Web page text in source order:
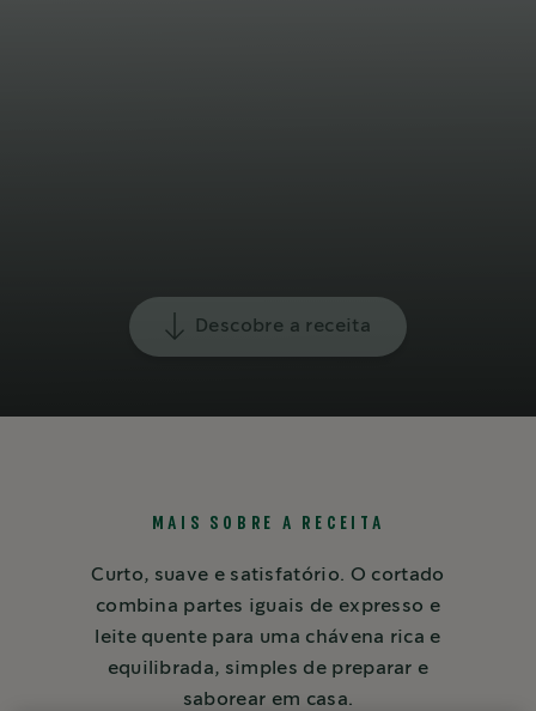
Descobre a receita
MAIS SOBRE A RECEITA
Curto, suave e satisfatório. O cortado
combina partes iguais de expresso e
leite quente para uma chávena rica e
equilibrada, simples de preparar e
saborear em casa.